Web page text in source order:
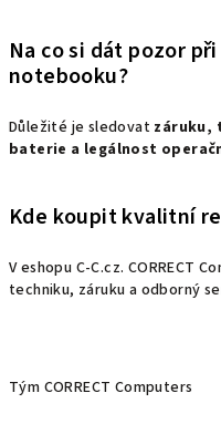
Na co si dát pozor
notebooku?
Důležité je sledovat záruku,
baterie a legálnost
Kde koupit kvalitní
V eshopu C-C.cz. CORRECT
techniku, záruku a odborný
Tým CORRECT Computers